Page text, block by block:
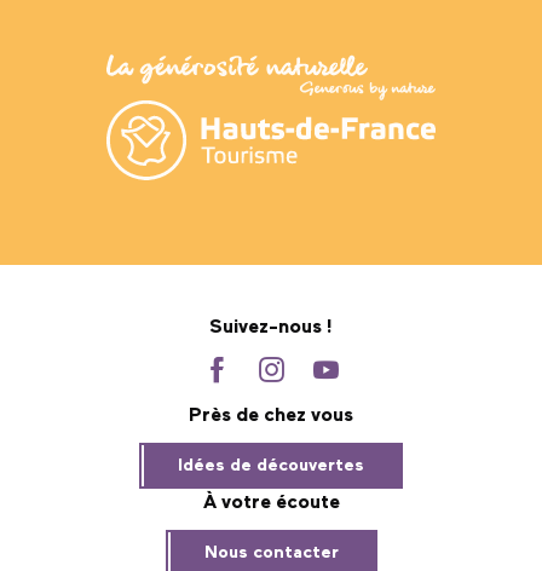
Suivez-nous !
Près de chez vous
Idées de découvertes
À votre écoute
Nous contacter